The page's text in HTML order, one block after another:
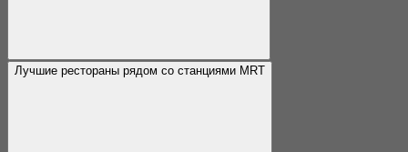
Лучшие рестораны рядом со станциями MRT